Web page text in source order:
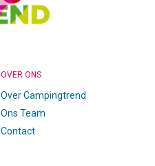
OVER ONS
Over Campingtrend
Ons Team
Contact